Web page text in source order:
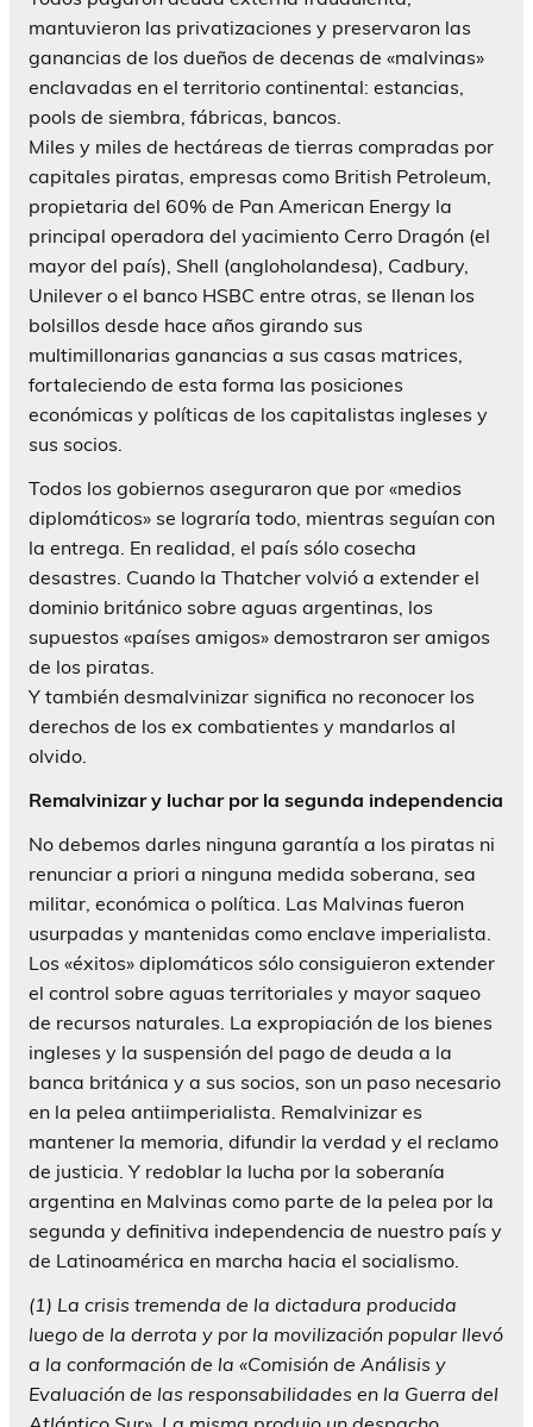
mantuvieron las privatizaciones y preservaron las
ganancias de los dueños de decenas de «malvinas»
enclavadas en el territorio continental: estancias,
pools de siembra, fábricas, bancos.
Miles y miles de hectáreas de tierras compradas por
capitales piratas, empresas como British Petroleum,
propietaria del 60% de Pan American Energy la
principal operadora del yacimiento Cerro Dragón (el
mayor del país), Shell (angloholandesa), Cadbury,
Unilever o el banco HSBC entre otras, se llenan los
bolsillos desde hace años girando sus
multimillonarias ganancias a sus casas matrices,
fortaleciendo de esta forma las posiciones
económicas y políticas de los capitalistas ingleses y
sus socios.
Todos los gobiernos aseguraron que por «medios
diplomáticos» se lograría todo, mientras seguían con
la entrega. En realidad, el país sólo cosecha
desastres. Cuando la Thatcher volvió a extender el
dominio británico sobre aguas argentinas, los
supuestos «países amigos» demostraron ser amigos
de los piratas.
Y también desmalvinizar significa no reconocer los
derechos de los ex combatientes y mandarlos al
olvido.
Remalvinizar y luchar por la segunda independencia
No debemos darles ninguna garantía a los piratas ni
renunciar a priori a ninguna medida soberana, sea
militar, económica o política. Las Malvinas fueron
usurpadas y mantenidas como enclave imperialista.
Los «éxitos» diplomáticos sólo consiguieron extender
el control sobre aguas territoriales y mayor saqueo
de recursos naturales. La expropiación de los bienes
ingleses y la suspensión del pago de deuda a la
banca británica y a sus socios, son un paso necesario
en la pelea antiimperialista. Remalvinizar es
mantener la memoria, difundir la verdad y el reclamo
de justicia. Y redoblar la lucha por la soberanía
argentina en Malvinas como parte de la pelea por la
segunda y definitiva independencia de nuestro país y
de Latinoamérica en marcha hacia el socialismo.
(1) La crisis tremenda de la dictadura producida
luego de la derrota y por la movilización popular llevó
a la conformación de la «Comisión de Análisis y
Evaluación de las responsabilidades en la Guerra del